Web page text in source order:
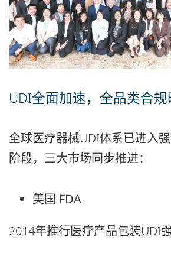
UDI全面加速，全品类合
全球医疗器械UDI体系已进入
阶段，三大市场同步推进：
美国 FDA
2014年推行医疗产品包装UDI强